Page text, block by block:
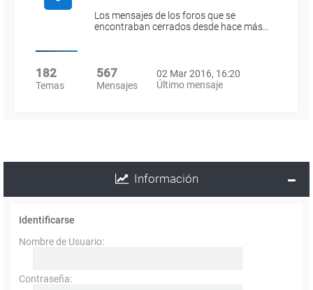
Los mensajes de los foros que se
encontraban cerrados desde hace más…
182
Temas
567
Mensajes
02 Mar 2016, 16:20
Último mensaje
Información
Identificarse
Nombre de Usuario:
Contraseña: